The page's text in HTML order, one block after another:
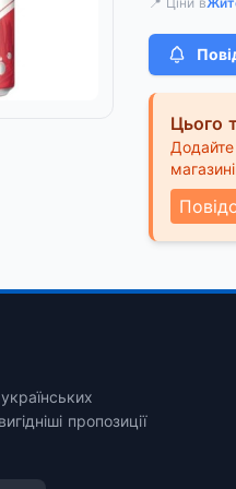
Цього
пропозиції